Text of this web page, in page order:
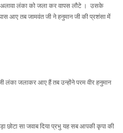
अलावा लंका को जला कर वापस लौटे । उसके
आए तब जामवंत जी ने हनुमान जी की प्रशंसा में
लंका जलाकर आए हैं तब उन्होंने परम वीर हनुमान
छोटा सा जवाब दिया प्रभु यह सब आपकी कृपा की